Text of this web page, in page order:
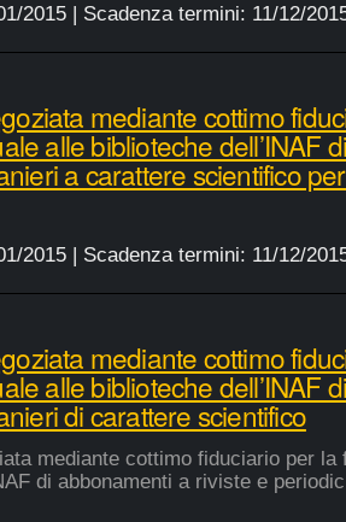
2015| Scadenza termini: 11/12/
mediante cottimo
alle biblioteche dell’INAF
a carattere scientifico
2015| Scadenza termini: 11/12/
mediante cottimo
alle biblioteche dell’INAF
di carattere scientifico
mediante cottimo fiduciario per la
di abbonamenti a riviste e